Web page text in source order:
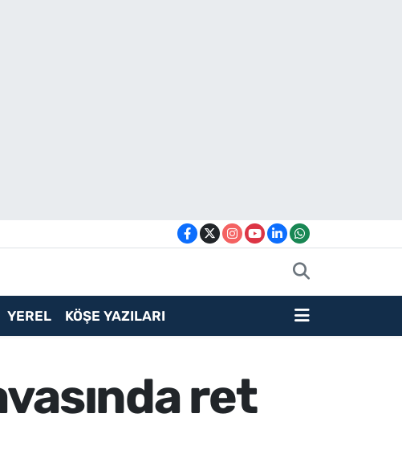
YEREL KÖŞE YAZILARI
ret